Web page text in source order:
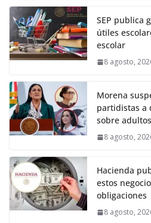
SEP publica
útiles
escolar
8 agosto,
Morena
partidistas a
sobre
8 agosto,
Hacienda
estos
obligaciones
8 agosto,